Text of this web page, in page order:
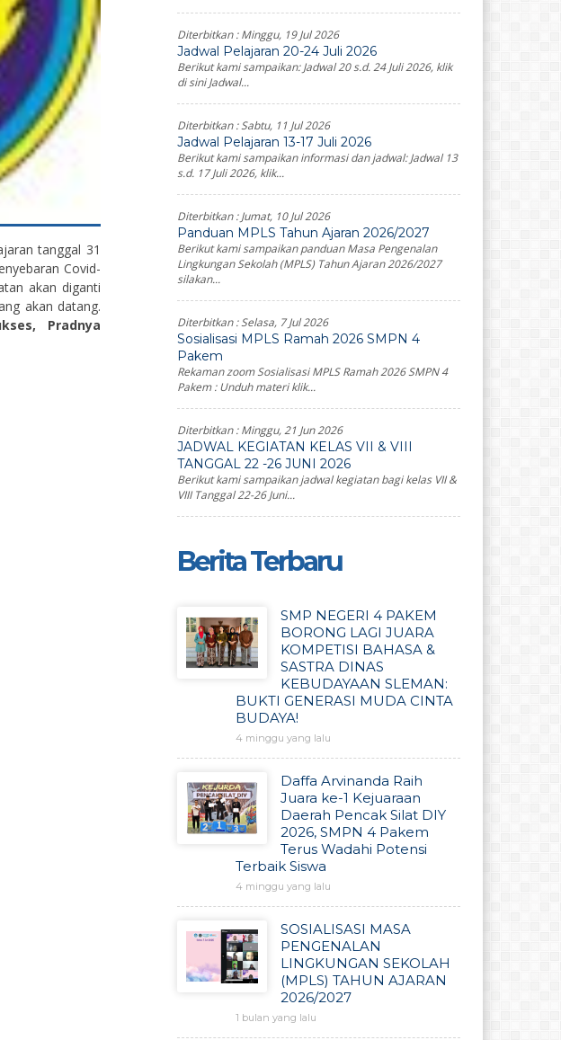
tanggal 31
Covid-
akan diganti
akan datang.
Pradnya
Diterbitkan :Minggu, 19 Jul 2026
Jadwal Pelajaran 20-24 Juli 2026
Berikut kami sampaikan: Jadwal 20 s.d. 24 Juli 2026, klik
di sini Jadwal...
Diterbitkan :Sabtu, 11 Jul 2026
Jadwal Pelajaran 13-17 Juli 2026
Berikut kami sampaikan informasi dan jadwal: Jadwal 13
s.d. 17 Juli 2026, klik...
Diterbitkan :Jumat, 10 Jul 2026
Panduan MPLS Tahun Ajaran 2026/2027
Berikut kami sampaikan panduan Masa Pengenalan
Lingkungan Sekolah (MPLS) Tahun Ajaran 2026/2027
silakan...
Diterbitkan :Selasa, 7 Jul 2026
Sosialisasi MPLS Ramah 2026 SMPN 4
Pakem
Rekaman zoom Sosialisasi MPLS Ramah 2026 SMPN 4
Pakem : Unduh materi klik...
Diterbitkan :Minggu, 21 Jun 2026
JADWAL KEGIATAN KELAS VII & VIII
TANGGAL 22 -26 JUNI 2026
Berikut kami sampaikan jadwal kegiatan bagi kelas VII &
VIII Tanggal 22-26 Juni...
Berita Terbaru
SMP NEGERI 4 PAKEM
BORONG LAGI JUARA
KOMPETISI BAHASA &
SASTRA DINAS
KEBUDAYAAN SLEMAN:
BUKTI GENERASI MUDA CINTA
BUDAYA!
4 minggu yang lalu
Daffa Arvinanda Raih
Juara ke-1 Kejuaraan
Daerah Pencak Silat DIY
2026, SMPN 4 Pakem
Terus Wadahi Potensi
Terbaik Siswa
4 minggu yang lalu
SOSIALISASI MASA
PENGENALAN
LINGKUNGAN SEKOLAH
(MPLS) TAHUN AJARAN
2026/2027
1 bulan yang lalu